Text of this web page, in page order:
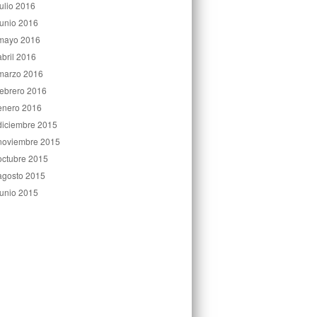
2016
2016
2016
2016
2016
2016
2016
2015
2015
2015
2015
2015